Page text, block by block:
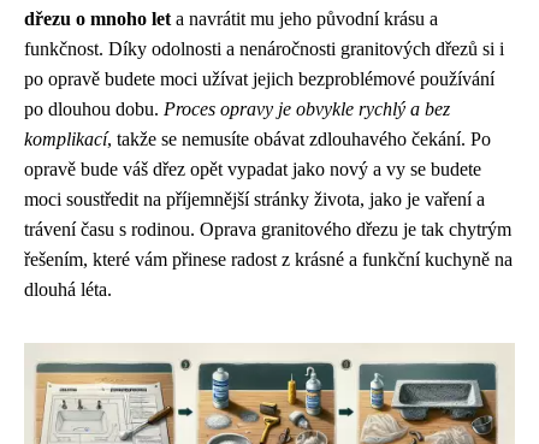
dřezu o mnoho let a navrátit mu jeho původní krásu a
funkčnost. Díky odolnosti a nenáročnosti granitových dřezů si i
po opravě budete moci užívat jejich bezproblémové používání
po dlouhou dobu. Proces opravy je obvykle rychlý a bez
komplikací, takže se nemusíte obávat zdlouhavého čekání. Po
opravě bude váš dřez opět vypadat jako nový a vy se budete
moci soustředit na příjemnější stránky života, jako je vaření a
trávení času s rodinou. Oprava granitového dřezu je tak chytrým
řešením, které vám přinese radost z krásné a funkční kuchyně na
dlouhá léta.